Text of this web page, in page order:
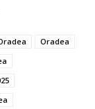
Oradea